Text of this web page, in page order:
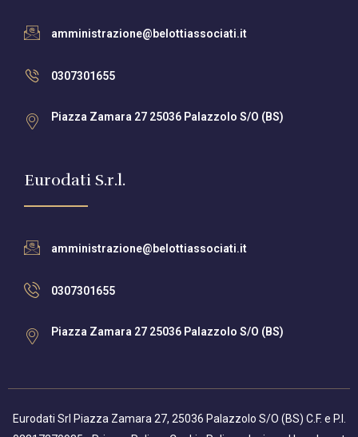
amministrazione@belottiassociati.it
0307301655
Piazza Zamara 27 25036 Palazzolo S/O (BS)
Eurodati S.r.l.
amministrazione@belottiassociati.it
0307301655
Piazza Zamara 27 25036 Palazzolo S/O (BS)
Eurodati Srl Piazza Zamara 27, 25036 Palazzolo S/O (BS) C.F. e P.I.